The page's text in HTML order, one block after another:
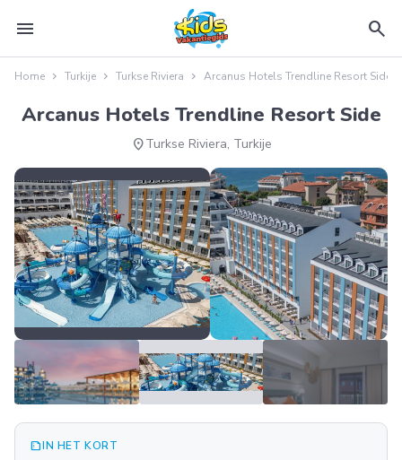
menu search
Home Turkije Turkse Riviera Arcanus Hotels Trendline Resort Side
Arcanus Hotels Trendline Resort Side
location_onTurkse Riviera, Turkije
summarizeIN HET KORT